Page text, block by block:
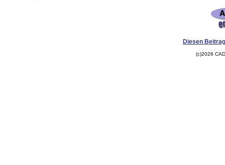
Diesen
(c)2026